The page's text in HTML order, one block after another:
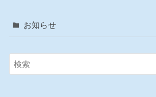
お知らせ